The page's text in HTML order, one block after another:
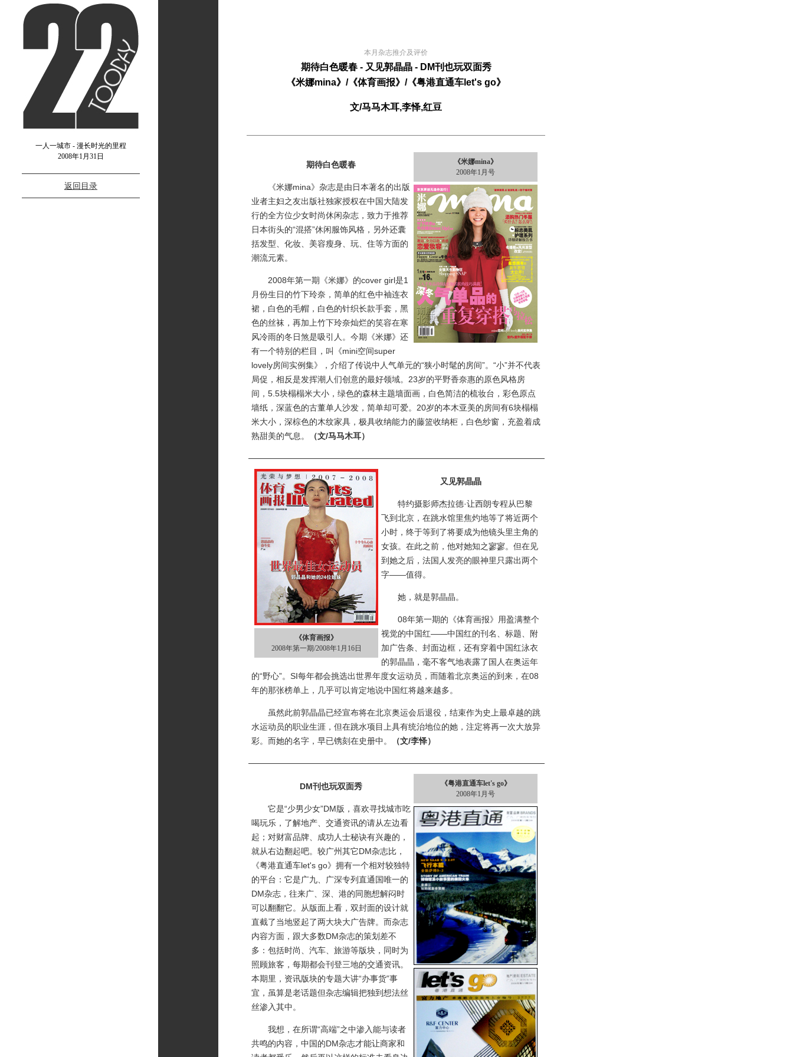
一人一城市 - 漫长时光的里程
2008年1月31日
返回目录
本月杂志推介及评价
期待白色暖春 - 又见郭晶晶 - DM刊也玩双面秀
《米娜mina》/《体育画报》/《粤港直通车let's go》
文/马马木耳,李怿,红豆
《米娜mina》
2008年1月号
期待白色暖春
《米娜mina》杂志是由日本著名的出版
业者主妇之友出版社独家授权在中国大陆发
行的全方位少女时尚休闲杂志，致力于推荐
日本街头的“混搭”休闲服饰风格，另外还囊
括发型、化妆、美容瘦身、玩、住等方面的
潮流元素。
2008年第一期《米娜》的cover girl是1
月份生日的竹下玲奈，简单的红色中袖连衣
裙，白色的毛帽，白色的针织长款手套，黑
色的丝袜，再加上竹下玲奈灿烂的笑容在寒
风冷雨的冬日煞是吸引人。今期《米娜》还
有一个特别的栏目，叫《mini空间super
lovely房间实例集》，介绍了传说中人气单元的“狭小时髦的房间”。“小”并不代表
局促，相反是发挥潮人们创意的最好领域。23岁的平野香奈惠的原色风格房
间，5.5块榻榻米大小，绿色的森林主题墙面画，白色简洁的梳妆台，彩色原点
墙纸，深蓝色的古董单人沙发，简单却可爱。20岁的本木亚美的房间有6块榻榻
米大小，深棕色的木纹家具，极具收纳能力的藤篮收纳柜，白色纱窗，充盈着成
熟甜美的气息。
（文/马马木耳）
《体育画报》
2008年第一期/2008年1月16日
又见郭晶晶
特约摄影师杰拉德·让西朗专程从巴黎
飞到北京，在跳水馆里焦灼地等了将近两个
小时，终于等到了将要成为他镜头里主角的
女孩。在此之前，他对她知之寥寥。但在见
到她之后，法国人发亮的眼神里只露出两个
字——值得。
她，就是郭晶晶。
08年第一期的《体育画报》用盈满整个
视觉的中国红——中国红的刊名、标题、附
加广告条、封面边框，还有穿着中国红泳衣
的郭晶晶，毫不客气地表露了国人在奥运年
的“野心”。SI每年都会挑选出世界年度女运动员，而随着北京奥运的到来，在08
年的那张榜单上，几乎可以肯定地说中国红将越来越多。
虽然此前郭晶晶已经宣布将在北京奥运会后退役，结束作为史上最卓越的跳
水运动员的职业生涯，但在跳水项目上具有统治地位的她，注定将再一次大放异
彩。而她的名字，早已镌刻在史册中。
（文/李怿）
《粤港直通车let's go》
2008年1月号
DM刊也玩双面秀
它是“少男少女”DM版，喜欢寻找城市吃
喝玩乐，了解地产、交通资讯的请从左边看
起；对财富品牌、成功人士秘诀有兴趣的，
就从右边翻起吧。较广州其它DM杂志比，
《粤港直通车let's go》拥有一个相对较独特
的平台：它是广九、广深专列直通国唯一的
DM杂志，往来广、深、港的同胞想解闷时
可以翻翻它。从版面上看，双封面的设计就
直截了当地竖起了两大块大广告牌。而杂志
内容方面，跟大多数DM杂志的策划差不
多：包括时尚、汽车、旅游等版块，同时为
照顾旅客，每期都会刊登三地的交通资讯。
本期里，资讯版块的专题大讲“办事货”事
宜，虽算是老话题但杂志编辑把独到想法丝
丝渗入其中。
我想，在所谓“高端”之中渗入能与读者
共鸣的内容，中国的DM杂志才能让商家和